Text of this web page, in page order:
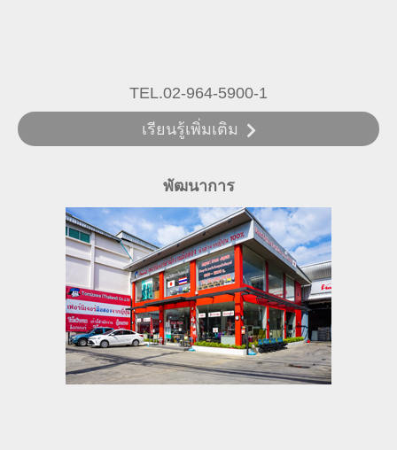
TEL.02-964-5900-1
เรียนรู้เพิ่มเติม
พัฒนาการ